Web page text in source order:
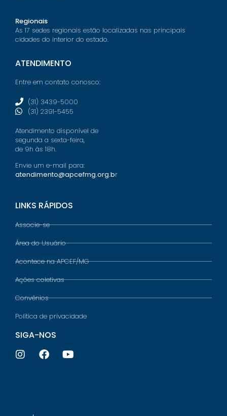
Regionais
As 17 sedes regionais estão localizadas nas principais
cidades do interior do estado.
ATENDIMENTO
Entre em contato conosco:
(31) 3439-5000
(31) 2391-5455
Atendimento disponível de
segunda a sexta-feira,
de 9h às 18h.
Envie um e-mail para:
atendimento@apcefmg.org.br
LINKS RÁPIDOS
Associe-se
Área do Usuário
Acontece na APCEF/MG
Ações coletivas
Convênios
Política de privacidade
SIGA-NOS